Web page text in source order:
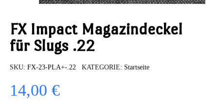
FX Impact Magazindeckel
für Slugs .22
SKU FX-23-PLA+-.22 KATEGORIE Startseite
14,00 €